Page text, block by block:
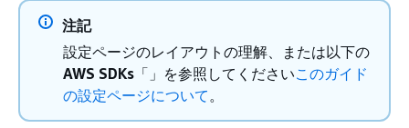
注記
設定ページのレイアウトの理解、または以下の
AWS SDKs 「」を参照してくださいこのガイド
の設定ページについて。